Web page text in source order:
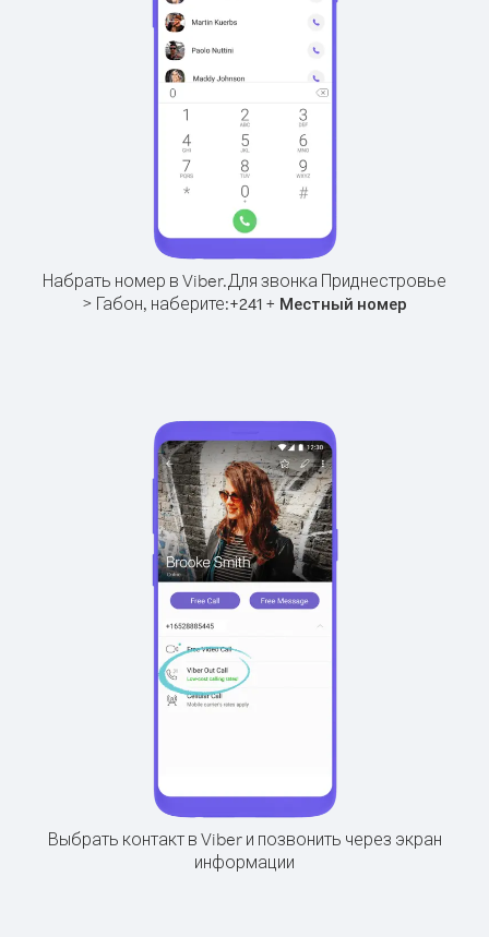
Набрать номер в Viber.Для звонка Приднестровье
> Габон, наберите:+241 + Местный номер
Выбрать контакт в Viber и позвонить через экран
информации